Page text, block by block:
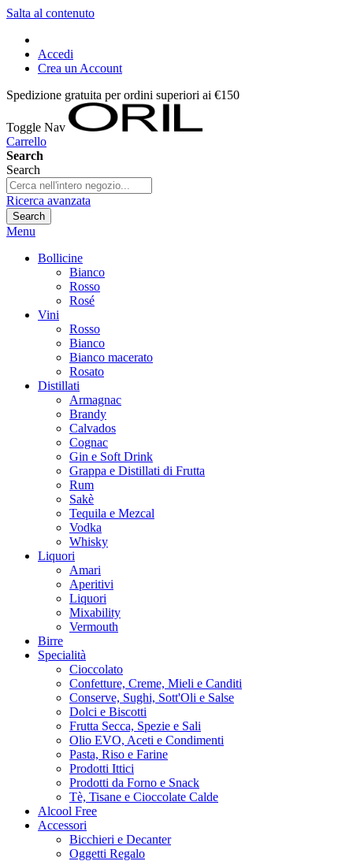
Salta al contenuto
Accedi
Crea un Account
Spedizione gratuita per ordini superiori ai €150
Toggle Nav
Carrello
Search
Search
Ricerca avanzata
Search
Menu
Bollicine
Bianco
Rosso
Rosé
Vini
Rosso
Bianco
Bianco macerato
Rosato
Distillati
Armagnac
Brandy
Calvados
Cognac
Gin e Soft Drink
Grappa e Distillati di Frutta
Rum
Sakè
Tequila e Mezcal
Vodka
Whisky
Liquori
Amari
Aperitivi
Liquori
Mixability
Vermouth
Birre
Specialità
Cioccolato
Confetture, Creme, Mieli e Canditi
Conserve, Sughi, Sott'Oli e Salse
Dolci e Biscotti
Frutta Secca, Spezie e Sali
Olio EVO, Aceti e Condimenti
Pasta, Riso e Farine
Prodotti Ittici
Prodotti da Forno e Snack
Tè, Tisane e Cioccolate Calde
Alcool Free
Accessori
Bicchieri e Decanter
Oggetti Regalo